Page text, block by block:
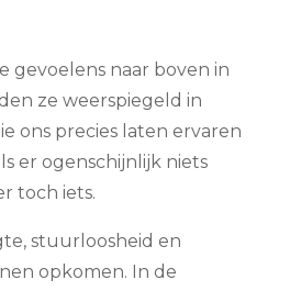
gevoelens naar boven in
ze weerspiegeld in
ons precies laten ervaren
er ogenschijnlijk niets
toch iets.
stuurloosheid en
opkomen. In de